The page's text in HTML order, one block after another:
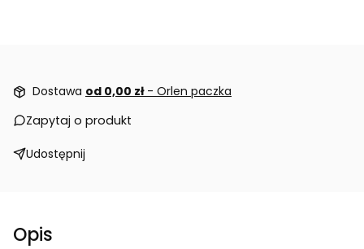
Dostawa od 0,00 zł - Orlen paczka
Zapytaj o produkt
Udostępnij
Opis